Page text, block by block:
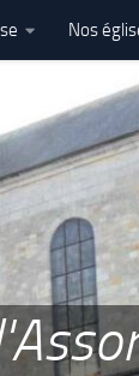
Nos